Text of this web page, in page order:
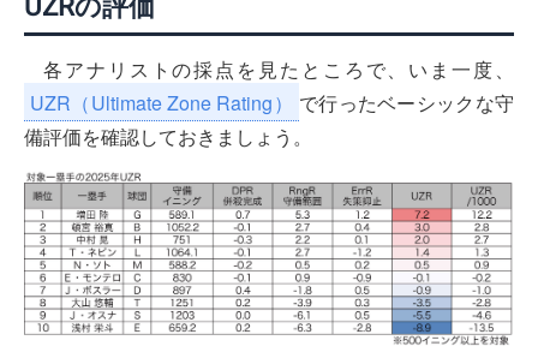
各アナリストの採点を見たところで、いま一度、
UZR（Ultimate Zone Rating）
で行ったベーシックな守
備評価を確認しておきましょう。